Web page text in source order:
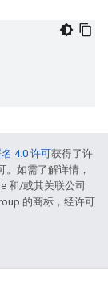
4.0 许可获得了许
。如需了解详情，
和/或其关联公司
的商标，经许可